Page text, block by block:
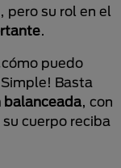
pero su rol en el
.
puedo
Basta
balanceada, con
cuerpo reciba